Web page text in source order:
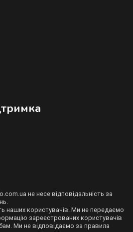
не несе відповідальність за
наших користувачів. Ми не передаємо
зареєстрованих користувачів
Ми не відповідаємо за правила